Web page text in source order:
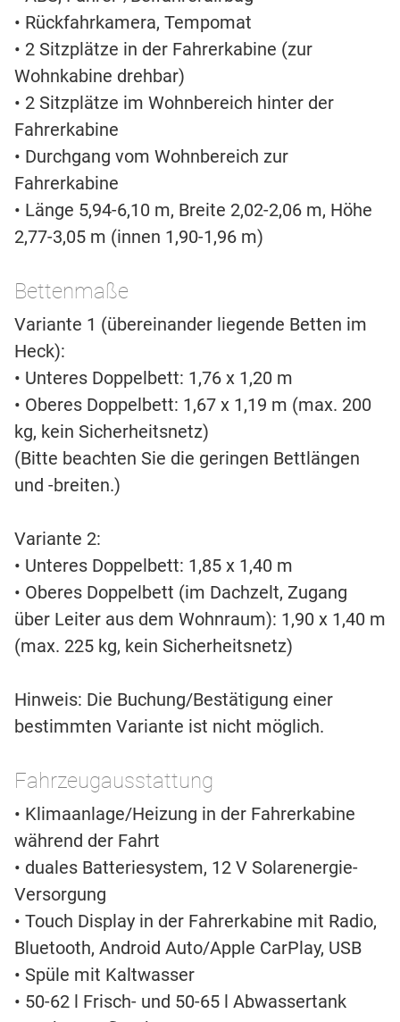
• Rückfahrkamera, Tempomat
• 2 Sitzplätze in der Fahrerkabine (zur
Wohnkabine drehbar)
• 2 Sitzplätze im Wohnbereich hinter der
Fahrerkabine
• Durchgang vom Wohnbereich zur
Fahrerkabine
• Länge 5,94-6,10 m, Breite 2,02-2,06 m, Höhe
2,77-3,05 m (innen 1,90-1,96 m)
Bettenmaße
Variante 1 (übereinander liegende Betten im
Heck):
• Unteres Doppelbett: 1,76 x 1,20 m
• Oberes Doppelbett: 1,67 x 1,19 m (max. 200
kg, kein Sicherheitsnetz)
(Bitte beachten Sie die geringen Bettlängen
und -breiten.)
Variante 2:
• Unteres Doppelbett: 1,85 x 1,40 m
• Oberes Doppelbett (im Dachzelt, Zugang
über Leiter aus dem Wohnraum): 1,90 x 1,40 m
(max. 225 kg, kein Sicherheitsnetz)
Hinweis: Die Buchung/Bestätigung einer
bestimmten Variante ist nicht möglich.
Fahrzeugausstattung
• Klimaanlage/Heizung in der Fahrerkabine
während der Fahrt
• duales Batteriesystem, 12 V Solarenergie-
Versorgung
• Touch Display in der Fahrerkabine mit Radio,
Bluetooth, Android Auto/Apple CarPlay, USB
• Spüle mit Kaltwasser
• 50-62 l Frisch- und 50-65 l Abwassertank